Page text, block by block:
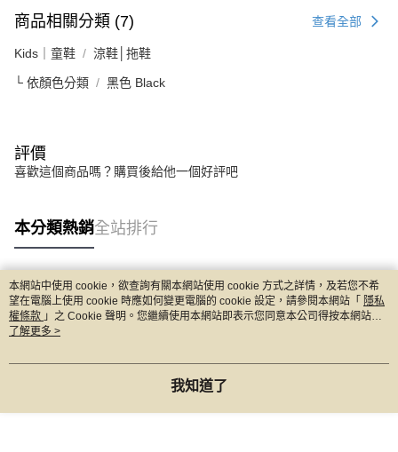
商品相關分類 (7) 查看全部
Kids｜童鞋 涼鞋│拖鞋
└ 依顏色分類 黑色 Black
評價
喜歡這個商品嗎？購買後給他一個好評吧
本分類熱銷全站排行
熱門標籤
本網站中使用 cookie，欲查詢有關本網站使用 cookie 方式之詳情，及若您不希
望在電腦上使用 cookie 時應如何變更電腦的 cookie 設定，請參閱本網站「 隱私
權條款 」之 Cookie 聲明。您繼續使用本網站即表示您同意本公司得按本網站使
用條款之 Cookie 聲明使用 cookie。
了解更多 >
我知道了